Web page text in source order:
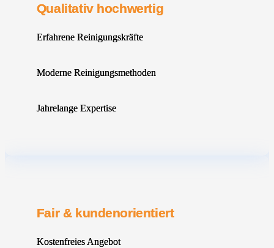
Qualitativ hochwertig
Erfahrene Reinigungskräfte
Moderne Reinigungsmethoden
Jahrelange Expertise
Fair & kundenorientiert
Kostenfreies Angebot